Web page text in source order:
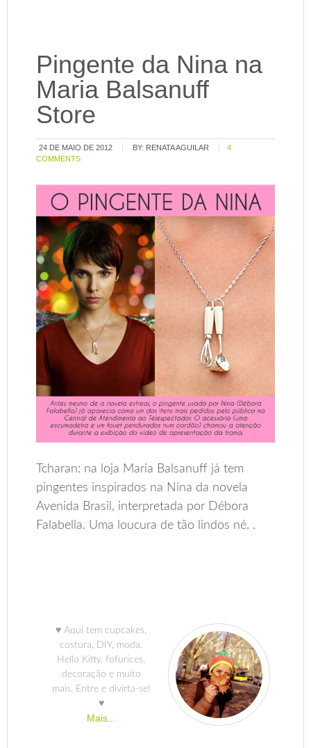
Pingente da Nina na
Maria Balsanuff
Store
24 DE MAIO DE 2012 BY: RENATA AGUILAR
4
COMMENTS
Tcharan: na loja Maria Balsanuff já tem
pingentes inspirados na Nina da novela
Avenida Brasil, interpretada por Débora
Falabella. Uma loucura de tão lindos né. .
♥ Aqui tem cupcakes,
costura, DIY, moda,
Hello Kitty, fofurices,
decoração e muito
mais. Entre e divirta-se!
♥
Mais...